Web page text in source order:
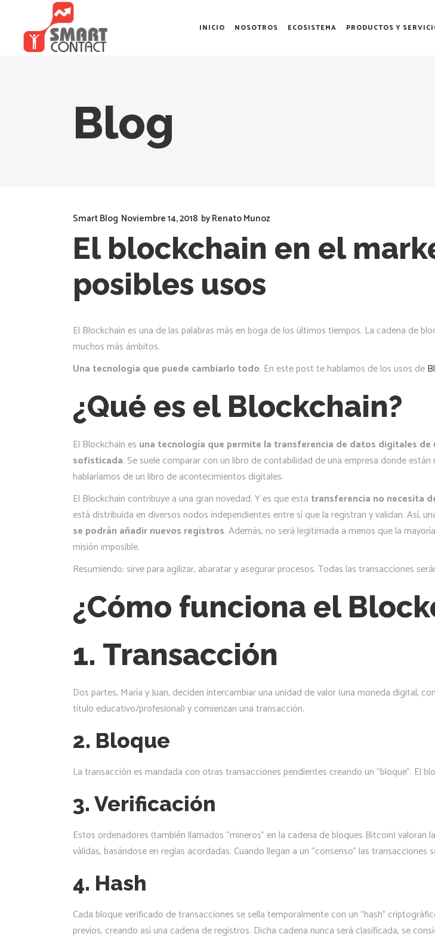
INICIO NOSOTROS ECOSISTEMA PRODUCTOS Y
Blog
Smart Blog Noviembre 14, 2018 byRenato Munoz
El blockchain en el
posibles usos
El Blockchain es una de las palabras más en boga de los últimos tiempos. La cadena de
muchos más ámbitos.
Una tecnología que puede cambiarlo todo. En este post te hablamos de los usos de
¿Qué es el Blockchain?
El Blockchain es una tecnología que permite la transferencia de datos digitales
sofisticada. Se suele comparar con un libro de contabilidad de una empresa donde
hablaríamos de un libro de acontecimientos digitales.
El Blockchain contribuye a una gran novedad. Y es que esta transferencia no necesita
está distribuida en diversos nodos independientes entre sí que la registran y validan. Así,
se podrán añadir nuevos registros. Además, no será legitimada a menos que la
misión imposible.
Resumiendo: sirve para agilizar, abaratar y asegurar procesos. Todas las transacciones
¿Cómo funciona el
1. Transacción
Dos partes, María y Juan, deciden intercambiar una unidad de valor (una moneda digital,
título educativo/profesional) y comienzan una transacción.
2. Bloque
La transacción es mandada con otras transacciones pendientes creando un “bloque”. El
3. Verificación
Estos ordenadores (también llamados “mineros” en la cadena de bloques Bitcoin)
válidas, basándose en reglas acordadas. Cuando llegan a un “consenso” las transacciones
4. Hash
Cada bloque verificado de transacciones se sella temporalmente con un “hash”
previos, creando así una cadena de registros. Dicha cadena nunca será clasificada, se